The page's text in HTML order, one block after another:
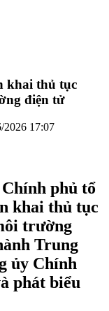
khai thủ tục
điện tử
2026 17:07
phủ tổ
khai thủ tục
trường
Trung
ủy Chính
phát biểu